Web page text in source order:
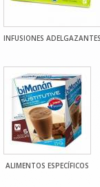
INFUSIONES ADELGAZANTES
ALIMENTOS ESPECÍFICOS